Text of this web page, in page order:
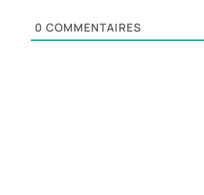
0 COMMENTAIRES